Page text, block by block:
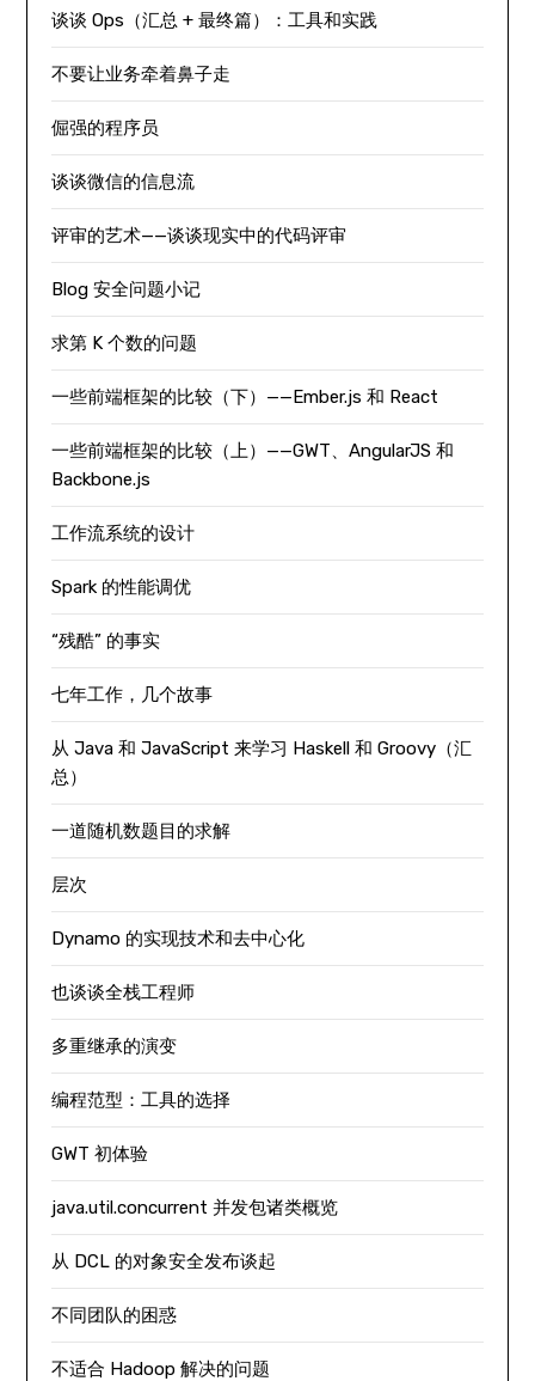
谈谈 Ops（汇总 + 最终篇）：工具和实践
不要让业务牵着鼻子走
倔强的程序员
谈谈微信的信息流
评审的艺术——谈谈现实中的代码评审
Blog 安全问题小记
求第 K 个数的问题
一些前端框架的比较（下）——Ember.js 和 React
一些前端框架的比较（上）——GWT、AngularJS 和
Backbone.js
工作流系统的设计
Spark 的性能调优
“残酷” 的事实
七年工作，几个故事
从 Java 和 JavaScript 来学习 Haskell 和 Groovy（汇
总）
一道随机数题目的求解
层次
Dynamo 的实现技术和去中心化
也谈谈全栈工程师
多重继承的演变
编程范型：工具的选择
GWT 初体验
java.util.concurrent 并发包诸类概览
从 DCL 的对象安全发布谈起
不同团队的困惑
不适合 Hadoop 解决的问题